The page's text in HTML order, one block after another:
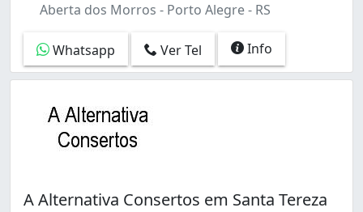
Aberta dos Morros - Porto Alegre - RS
Whatsapp Ver Tel Info
A Alternativa Consertos em Santa Tereza